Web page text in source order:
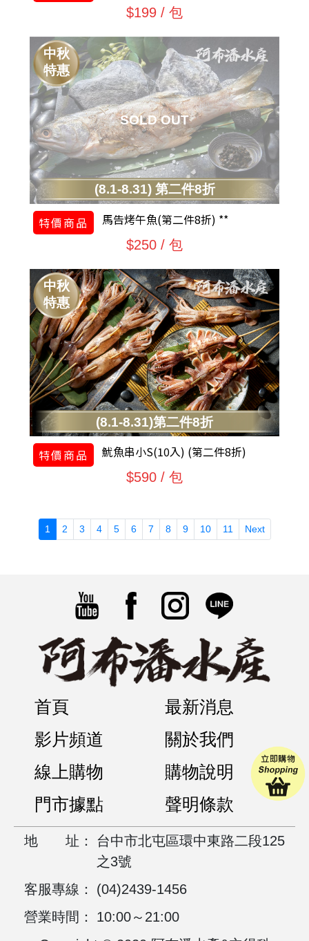
$199 / 包
(8.1-8.31) 第二件8折
中秋
特惠
特價商品 馬告烤午魚(第二件8折) **
$250 / 包
(8.1-8.31)第二件8折
中秋
特惠
特價商品 魷魚串小S(10入) (第二件8折)
$590 / 包
1 (current)
2 3 4 5 6 7 8 9 10 11 Next
首頁
最新消息
影片頻道
關於我們
線上購物
購物說明
門市據點
聲明條款
地 址：
台中市北屯區環中東路二段125
之3號
客服專線：
(04)2439-1456
營業時間：
10:00～21:00